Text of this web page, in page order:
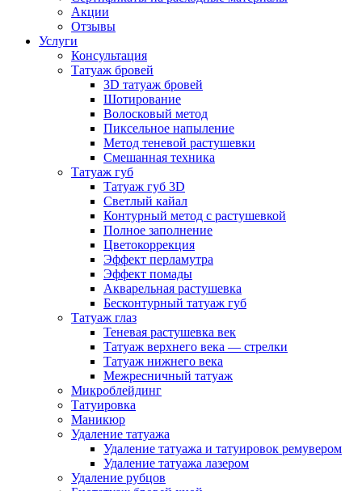
Акции
Отзывы
Услуги
Консультация
Татуаж бровей
3D татуаж бровей
Шотирование
Волосковый метод
Пиксельное напыление
Метод теневой растушевки
Смешанная техника
Татуаж губ
Татуаж губ 3D
Светлый кайал
Контурный метод с растушевкой
Полное заполнение
Цветокоррекция
Эффект перламутра
Эффект помады
Акварельная растушевка
Бесконтурный татуаж губ
Татуаж глаз
Теневая растушевка век
Татуаж верхнего века — стрелки
Татуаж нижнего века
Межресничный татуаж
Микроблейдинг
Татуировка
Маникюр
Удаление татуажа
Удаление татуажа и татуировок ремувером
Удаление татуажа лазером
Удаление рубцов